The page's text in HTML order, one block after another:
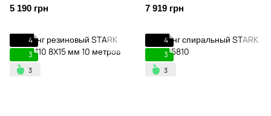
5 190 грн 7 919 грн
4
3
4
3